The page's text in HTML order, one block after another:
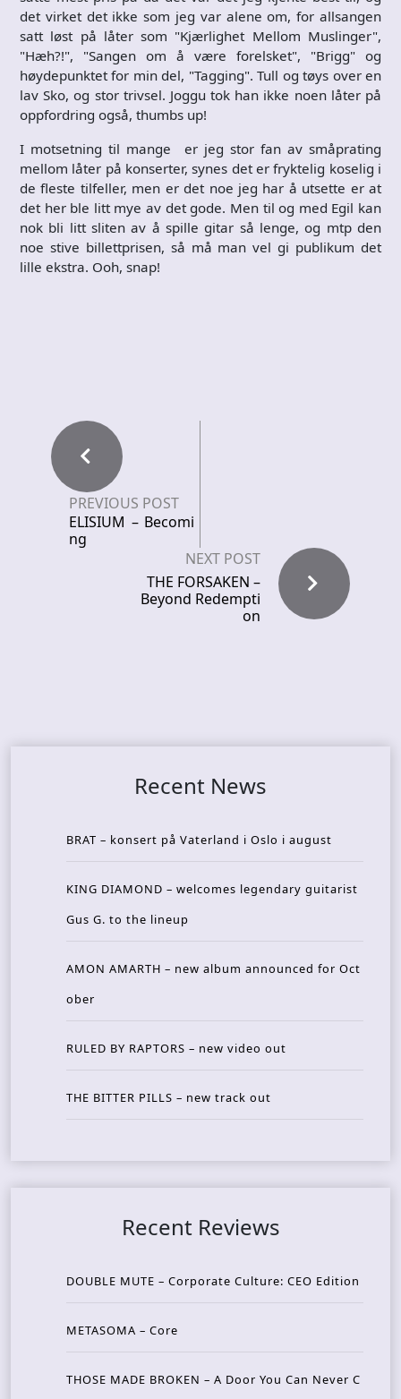
det virket det ikke som jeg var alene om, for allsangen
satt løst på låter som "Kjærlighet Mellom Muslinger",
"Hæh?!", "Sangen om å være forelsket", "Brigg" og
høydepunktet for min del, "Tagging". Tull og tøys over en
lav Sko, og stor trivsel. Joggu tok han ikke noen låter på
oppfordring også, thumbs up!
I motsetning til mange er jeg stor fan av småprating
mellom låter på konserter, synes det er fryktelig koselig i
de fleste tilfeller, men er det noe jeg har å utsette er at
det her ble litt mye av det gode. Men til og med Egil kan
nok bli litt sliten av å spille gitar så lenge, og mtp den
noe stive billettprisen, så må man vel gi publikum det
lille ekstra. Ooh, snap!
PREVIOUS POST
ELISIUM – Becomi
ng
NEXT POST
THE FORSAKEN –
Beyond Redempti
on
Recent News
BRAT – konsert på Vaterland i Oslo i august
KING DIAMOND – welcomes legendary guitarist
Gus G. to the lineup
AMON AMARTH – new album announced for Oct
ober
RULED BY RAPTORS – new video out
THE BITTER PILLS – new track out
Recent Reviews
DOUBLE MUTE – Corporate Culture: CEO Edition
METASOMA – Core
THOSE MADE BROKEN – A Door You Can Never C